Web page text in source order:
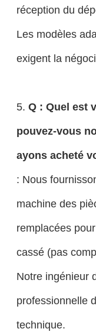
réception du
Les modèles
exigent la
5. Q : Quel est
pouvez-vous
ayons acheté
: Nous
machine des
remplacées
cassé (pas
Notre ingénieur
professionnelle
technique.